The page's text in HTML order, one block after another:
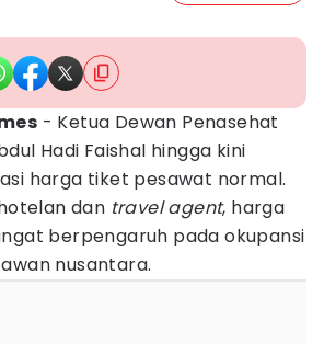
- Ketua Dewan Penasehat
Hadi Faishal hingga kini
harga tiket pesawat normal.
dan travel agent, harga
berpengaruh pada okupansi
nusantara.